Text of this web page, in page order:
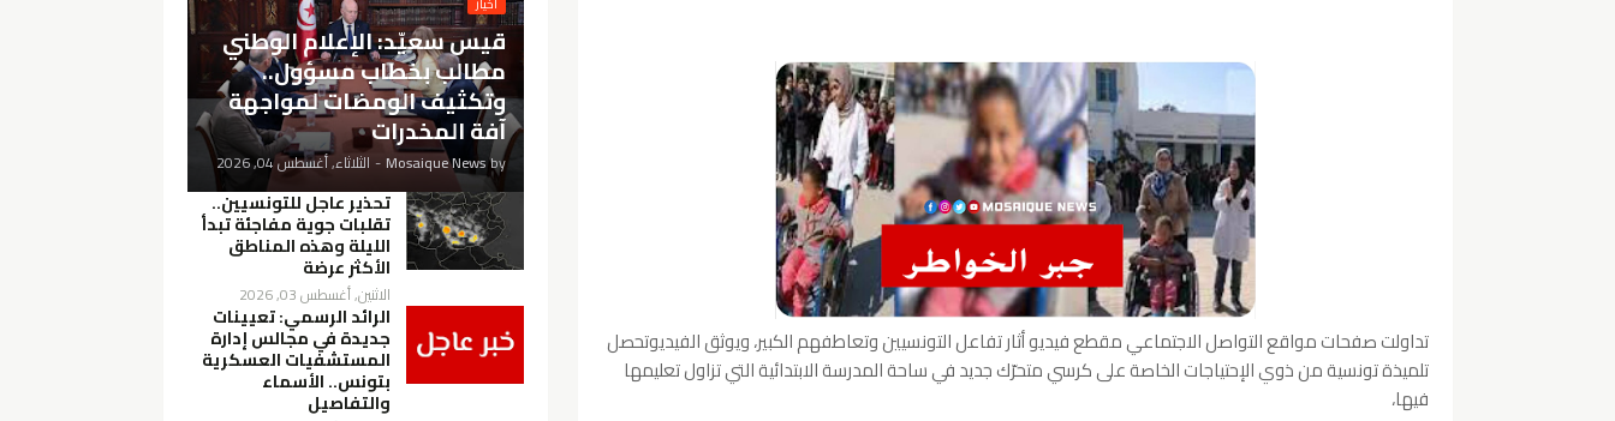
تداولت صفحات مواقع التواصل الاجتماعي مقطع فيديو أثار تفاعل التونسيين وتعاطفهم الكبير، ويوثق الفيديوتحصل
تلميذة تونسية من ذوي الإحتياجات الخاصة على كرسي متحرّك جديد في ساحة المدرسة الابتدائية التي تزاول تعليمها
فيها،
قيس سعيّد: الإعلام الوطني
مطالب بخطاب مسؤول..
وتكثيف الومضات لمواجهة
آفة المخدرات
by
Mosaique News
- الثلاثاء, أغسطس 04, 2026
تحذير عاجل للتونسيين..
تقلبات جوية مفاجئة تبدأ
الليلة وهذه المناطق
الأكثر عرضة
الاثنين, أغسطس 03, 2026
الرائد الرسمي: تعيينات
جديدة في مجالس إدارة
المستشفيات العسكرية
بتونس.. الأسماء
والتفاصيل